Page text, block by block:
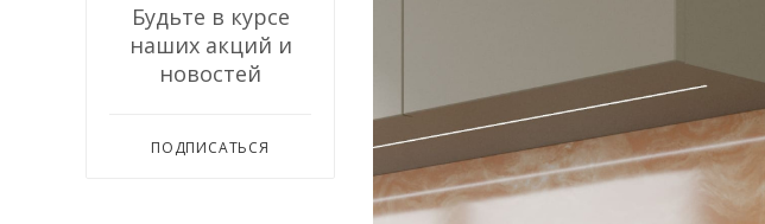
Будьте в курсе
наших акций и
новостей
ПОДПИСАТЬСЯ